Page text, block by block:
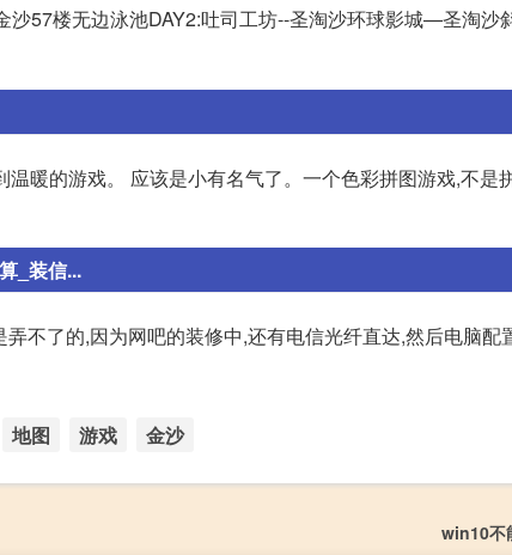
57楼无边泳池DAY2:吐司工坊--圣淘沙环球影城—圣淘沙
暖的游戏。 应该是小有名气了。一个色彩拼图游戏,不是
_装信...
不了的,因为网吧的装修中,还有电信光纤直达,然后电脑配
地图 游戏 金沙
win10不